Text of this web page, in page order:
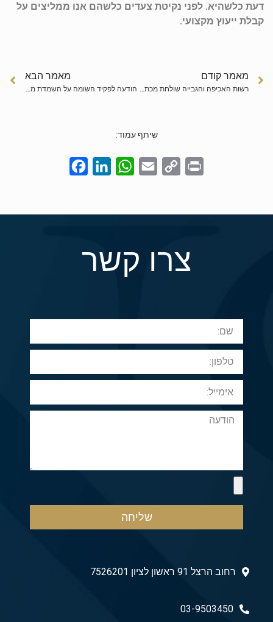
דעת כלשהיא. לפני נקיטת צעדים כלשהם אנו ממליצים על
קבלת ייעוץ מקצועי.
מאמר קודם מאמר הבא
שיתף עמוד:
Print
Copy
Email
WhatsApp
LinkedIn
צרו קשר
שליחה
רחוב הרצל 91 ראשון לציון 7526201
03-9503450